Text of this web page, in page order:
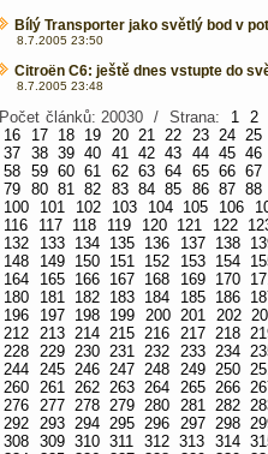
Bílý Transporter jako světlý bod v
8.7.2005 23:50
Citroën C6: ještě dnes vstupte do
8.7.2005 23:48
Počet článků: 20030 / Strana: 1 2
16
17 18 19 20 21 22 23 24 25
37 38 39 40 41 42 43 44 45 46
58 59 60 61 62 63 64 65 66 67
79 80 81 82 83 84 85 86 87 88
100
101 102 103 104 105 106
116
117 118 119 120 121 122
132
133 134 135 136 137 138
148
149 150 151 152 153 154
164
165 166 167 168 169 170
180
181 182 183 184 185 186
196
197 198 199 200 201 202
212 213 214 215 216 217 218
228 229 230 231 232 233 234
244 245 246 247 248 249 250
260 261 262 263 264 265 266
276 277 278 279 280 281 282
292 293 294 295 296 297 298
308 309 310 311 312 313 314